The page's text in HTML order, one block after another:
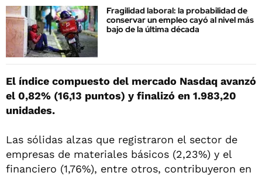
Fragilidad laboral: la probabilidad de
conservar un empleo cayó al nivel más
bajo de la última década
El índice compuesto del mercado Nasdaq avanzó
el 0,82% (16,13 puntos) y finalizó en 1.983,20
unidades.
Las sólidas alzas que registraron el sector de
empresas de materiales básicos (2,23%) y el
financiero (1,76%), entre otros, contribuyeron en